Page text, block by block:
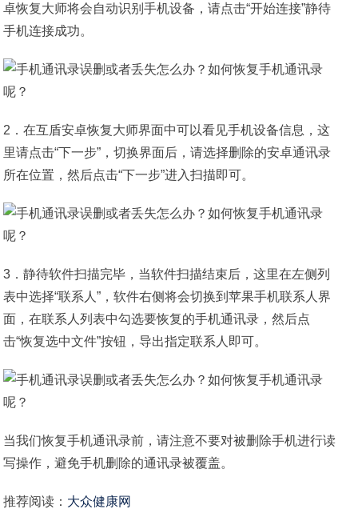
卓恢复大师将会自动识别手机设备，请点击“开始连接”静待
手机连接成功。
2．在互盾安卓恢复大师界面中可以看见手机设备信息，这
里请点击“下一步”，切换界面后，请选择删除的安卓通讯录
所在位置，然后点击“下一步”进入扫描即可。
3．静待软件扫描完毕，当软件扫描结束后，这里在左侧列
表中选择“联系人”，软件右侧将会切换到苹果手机联系人界
面，在联系人列表中勾选要恢复的手机通讯录，然后点
击“恢复选中文件”按钮，导出指定联系人即可。
当我们恢复手机通讯录前，请注意不要对被删除手机进行读
写操作，避免手机删除的通讯录被覆盖。
推荐阅读： 大众健康网